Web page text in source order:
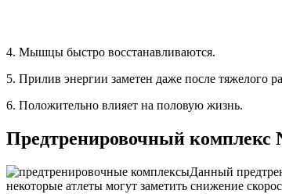
4. Мышцы быстро восстанавливаются.
5. Прилив энергии заметен даже после тяжелого
6. Положительно влияет на половую жизнь.
Предтренировочный комплекс
Данный
некоторые атлеты могут заметить снижение